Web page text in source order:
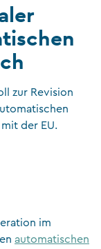
zur Revision
der EU.
im
automatischen